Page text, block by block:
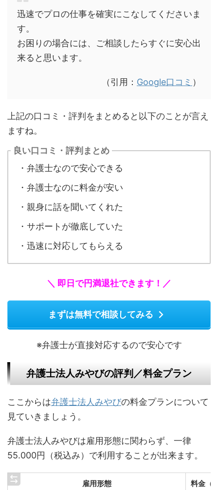
迅速でプロの仕事を確実にこなしてくださいま
す。
お困りの場合には、ご相談したらすぐに安心出
来ると思います。
（引用： Google口コミ ）
上記の口コミ・評判をまとめると以下のことが言え
ますね。
良い口コミ・評判まとめ
・弁護士なので安心できる
・弁護士なのに料金が安い
・親身に話を聞いてくれた
・サポートが徹底していた
・迅速に対応してもらえる
＼ 即日で円満退社できます！／
まずは無料で相談してみる
※弁護士が直接対応するので安心です
弁護士法人みやびの評判／料金プラン
ここからは弁護士法人みやびの料金プランについて
見ていきましょう。
弁護士法人みやびは雇用形態に関わらず、一律
55.000円（税込み）で利用することが出来ます。
雇用形態 料金（